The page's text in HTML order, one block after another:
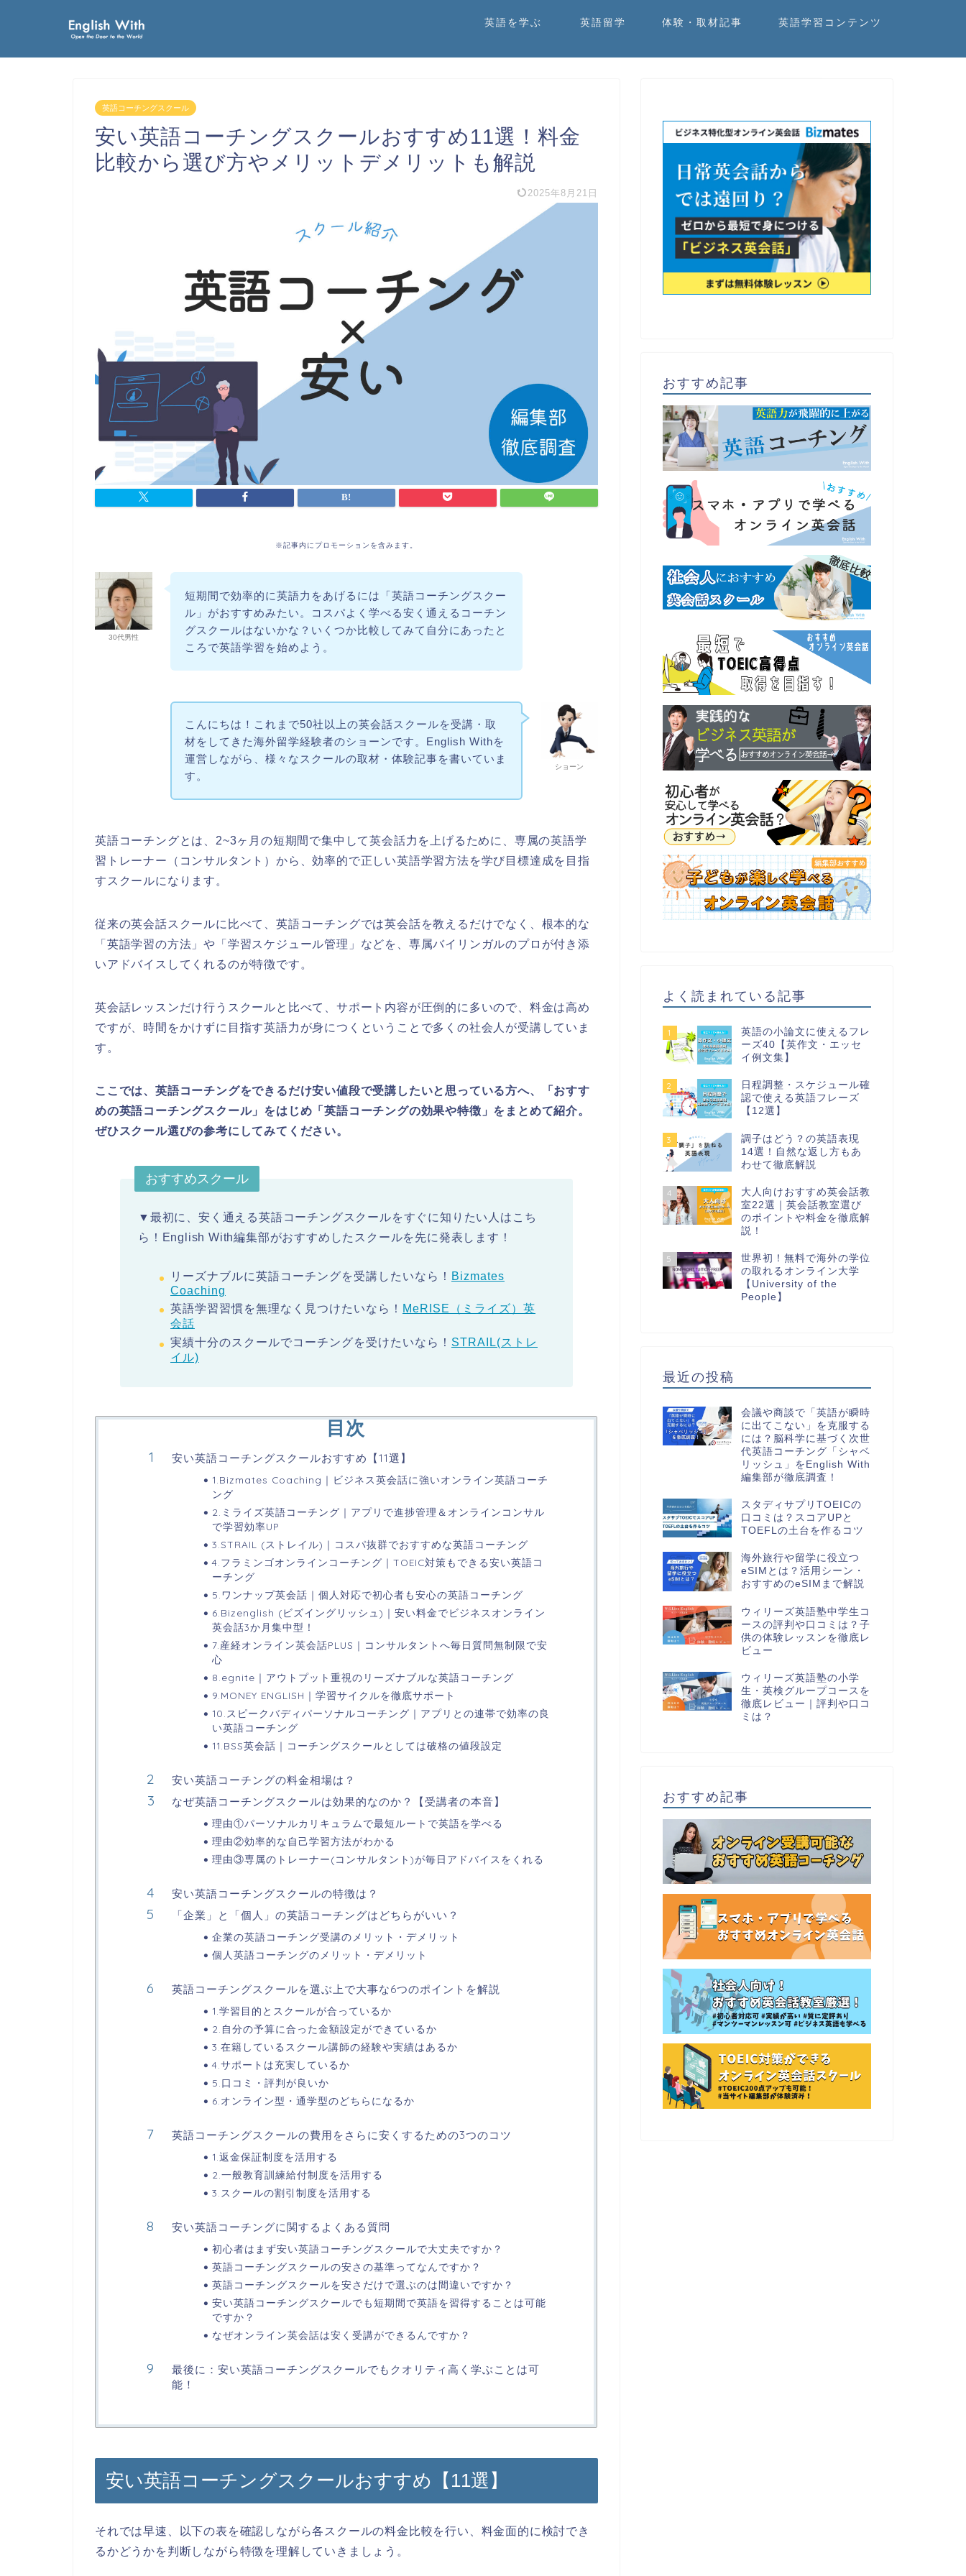
英語を学ぶ 英語留学 体験・取材記事 英語学習コンテンツ
英語コーチングスクール
安い英語コーチングスクールおすすめ11選！料金
比較から選び方やメリットデメリットも解説
2025年8月21日
※記事内にプロモーションを含みます。
30代男性
短期間で効率的に英語力をあげるには「英語コーチングスクー
ル」がおすすめみたい。コスパよく学べる安く通えるコーチン
グスクールはないかな？いくつか比較してみて自分にあったと
ころで英語学習を始めよう。
ショーン
こんにちは！これまで50社以上の英会話スクールを受講・取
材をしてきた海外留学経験者のショーンです。English Withを
運営しながら、様々なスクールの取材・体験記事を書いていま
す。
英語コーチングとは、2~3ヶ月の短期間で集中して英会話力を上げるために、専属の英語学
習トレーナー（コンサルタント）から、効率的で正しい英語学習方法を学び目標達成を目指
すスクールになります。
従来の英会話スクールに比べて、英語コーチングでは英会話を教えるだけでなく、根本的な
「英語学習の方法」や「学習スケジュール管理」などを、専属バイリンガルのプロが付き添
いアドバイスしてくれるのが特徴です。
英会話レッスンだけ行うスクールと比べて、サポート内容が圧倒的に多いので、料金は高め
ですが、時間をかけずに目指す英語力が身につくということで多くの社会人が受講していま
す。
ここでは、英語コーチングをできるだけ安い値段で受講したいと思っている方へ、「おすす
めの英語コーチングスクール」をはじめ「英語コーチングの効果や特徴」をまとめて紹介。
ぜひスクール選びの参考にしてみてください。
おすすめスクール
▼最初に、安く通える英語コーチングスクールをすぐに知りたい人はこち
ら！English With編集部がおすすめしたスクールを先に発表します！
リーズナブルに英語コーチングを受講したいなら！ Bizmates
Coaching
英語学習習慣を無理なく見つけたいなら！ MeRISE（ミライズ）英
会話
実績十分のスクールでコーチングを受けたいなら！ STRAIL(ストレ
イル)
目次
安い英語コーチングスクールおすすめ【11選】
1.Bizmates Coaching｜ビジネス英会話に強いオンライン英語コーチ
ング
2.ミライズ英語コーチング｜アプリで進捗管理＆オンラインコンサル
で学習効率UP
3.STRAIL (ストレイル)｜コスパ抜群でおすすめな英語コーチング
4.フラミンゴオンラインコーチング｜TOEIC対策もできる安い英語コ
ーチング
5.ワンナップ英会話｜個人対応で初心者も安心の英語コーチング
6.Bizenglish (ビズイングリッシュ)｜安い料金でビジネスオンライン
英会話3か月集中型！
7.産経オンライン英会話PLUS｜コンサルタントへ毎日質問無制限で安
心
8.egnite｜アウトプット重視のリーズナブルな英語コーチング
9.MONEY ENGLISH｜学習サイクルを徹底サポート
10.スピークバディパーソナルコーチング｜アプリとの連帯で効率の良
い英語コーチング
11.BSS英会話｜コーチングスクールとしては破格の値段設定
安い英語コーチングの料金相場は？
なぜ英語コーチングスクールは効果的なのか？【受講者の本音】
理由①パーソナルカリキュラムで最短ルートで英語を学べる
理由②効率的な自己学習方法がわかる
理由③専属のトレーナー(コンサルタント)が毎日アドバイスをくれる
安い英語コーチングスクールの特徴は？
「企業」と「個人」の英語コーチングはどちらがいい？
企業の英語コーチング受講のメリット・デメリット
個人英語コーチングのメリット・デメリット
英語コーチングスクールを選ぶ上で大事な6つのポイントを解説
1.学習目的とスクールが合っているか
2.自分の予算に合った金額設定ができているか
3.在籍しているスクール講師の経験や実績はあるか
4.サポートは充実しているか
5.口コミ・評判が良いか
6.オンライン型・通学型のどちらになるか
英語コーチングスクールの費用をさらに安くするための3つのコツ
1.返金保証制度を活用する
2.一般教育訓練給付制度を活用する
3.スクールの割引制度を活用する
安い英語コーチングに関するよくある質問
初心者はまず安い英語コーチングスクールで大丈夫ですか？
英語コーチングスクールの安さの基準ってなんですか？
英語コーチングスクールを安さだけで選ぶのは間違いですか？
安い英語コーチングスクールでも短期間で英語を習得することは可能
ですか？
なぜオンライン英会話は安く受講ができるんですか？
最後に：安い英語コーチングスクールでもクオリティ高く学ぶことは可
能！
安い英語コーチングスクールおすすめ【11選】
それでは早速、以下の表を確認しながら各スクールの料金比較を行い、料金面的に検討でき
るかどうかを判断しながら特徴を理解していきましょう。
おすすめ記事
よく読まれている記事
1
英語の小論文に使えるフレ
ーズ40【英作文・エッセ
イ例文集】
2
日程調整・スケジュール確
認で使える英語フレーズ
【12選】
3
調子はどう？の英語表現
14選！自然な返し方もあ
わせて徹底解説
4
大人向けおすすめ英会話教
室22選｜英会話教室選び
のポイントや料金を徹底解
説！
5
世界初！無料で海外の学位
の取れるオンライン大学
【University of the
People】
最近の投稿
会議や商談で「英語が瞬時
に出てこない」を克服する
には？脳科学に基づく次世
代英語コーチング「シャベ
リッシュ」をEnglish With
編集部が徹底調査！
スタディサプリTOEICの
口コミは？スコアUPと
TOEFLの土台を作るコツ
海外旅行や留学に役立つ
eSIMとは？活用シーン・
おすすめのeSIMまで解説
ウィリーズ英語塾中学生コ
ースの評判や口コミは？子
供の体験レッスンを徹底レ
ビュー
ウィリーズ英語塾の小学
生・英検グループコースを
徹底レビュー｜評判や口コ
ミは？
おすすめ記事